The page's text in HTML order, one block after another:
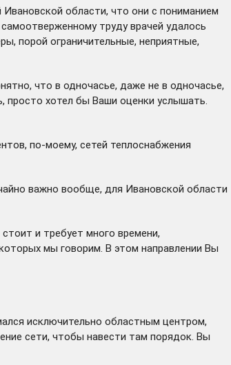
области, что они с пониманием
труду врачей удалось
порой ограничительные, неприятные,
что в одночасье, даже не в одночасье,
просто хотел бы Ваши оценки услышать.
по-моему, сетей теплоснабжения
важно вообще, для Ивановской области
и требует много времени,
мы говорим. В этом направлении Вы
исключительно областным центром,
сети, чтобы навести там порядок. Вы